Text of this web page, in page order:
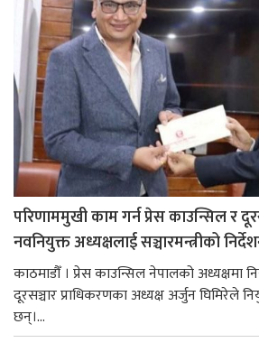
परिणाममुखी काम गर्न प्रेस काउन्सिल र
नवनियुक्त अध्यक्षलाई सञ्चारमन्त्रीको
काठमाडौँ । प्रेस काउन्सिल नेपालको अध्यक्षमा
दूरसञ्चार प्राधिकरणका अध्यक्ष अर्जुन घिमिरेले
छन्।...